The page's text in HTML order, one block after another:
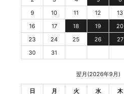
9
10 11 12 13
16
17 18 19 20
23
24 25 26 27
30
31
翌月(2026年9月)
日 月 火 水 木